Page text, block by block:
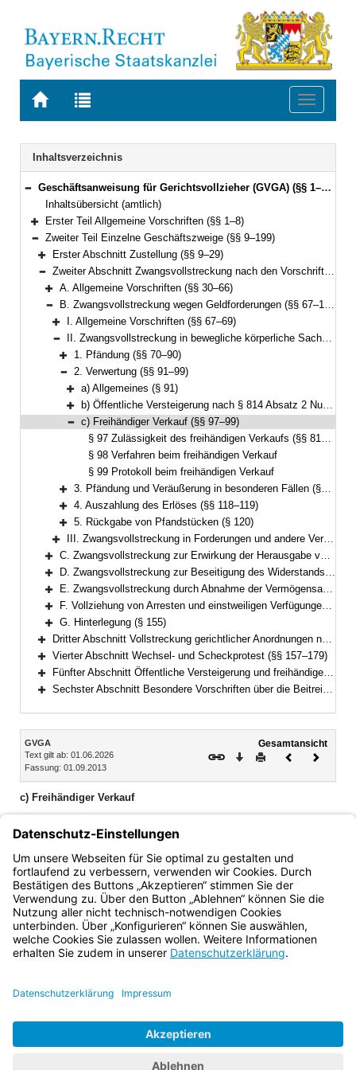
Zur
BAYERN.RECHT
Zur
letzten
Suche
Toggle
Navigation
Inhaltsverzeichnis
Bereich reduzieren
Geschäftsanweisung für Gerichtsvollzieher (GVGA) (§§ 1–199)
Inhaltsübersicht (amtlich)
Bereich erweitern
Erster Teil Allgemeine Vorschriften (§§ 1–8)
Bereich reduzieren
Zweiter Teil Einzelne Geschäftszweige (§§ 9–199)
Bereich erweitern
Erster Abschnitt Zustellung (§§ 9–29)
Bereich reduzieren
Zweiter Abschnitt Zwangsvollstreckung nach den Vorschriften der ZPO (§§ 30–155)
Bereich erweitern
A. Allgemeine Vorschriften (§§ 30–66)
Bereich reduzieren
B. Zwangsvollstreckung wegen Geldforderungen (§§ 67–126)
Bereich erweitern
I. Allgemeine Vorschriften (§§ 67–69)
Bereich reduzieren
II. Zwangsvollstreckung in bewegliche körperliche Sachen (§§ 70–120)
Bereich erweitern
1. Pfändung (§§ 70–90)
Bereich reduzieren
2. Verwertung (§§ 91–99)
Bereich erweitern
a) Allgemeines (§ 91)
Bereich erweitern
b) Öffentliche Versteigerung nach § 814 Absatz 2 Nummer 1 ZPO (Präsenzversteigerung) (§§ 92–96)
Bereich reduzieren
c) Freihändiger Verkauf (§§ 97–99)
§ 97 Zulässigkeit des freihändigen Verkaufs (§§ 817a, 821, 825 ZPO)
§ 98 Verfahren beim freihändigen Verkauf
§ 99 Protokoll beim freihändigen Verkauf
Bereich erweitern
3. Pfändung und Veräußerung in besonderen Fällen (§§ 100–117)
Bereich erweitern
4. Auszahlung des Erlöses (§§ 118–119)
Bereich erweitern
5. Rückgabe von Pfandstücken (§ 120)
Bereich erweitern
III. Zwangsvollstreckung in Forderungen und andere Vermögensrechte (§§ 121–126)
Bereich erweitern
C. Zwangsvollstreckung zur Erwirkung der Herausgabe von Sachen (§§ 127–132)
Bereich erweitern
D. Zwangsvollstreckung zur Beseitigung des Widerstands des Schuldners gegen Handlungen, die er nach den §§ 887, 890 ZPO zu dulden hat, oder zur Beseitigung von Zuwiderhandlungen des Schuldners gegen eine Unterlassungsverpflichtung aus einer Anordnung nach § 1 GewSchG (§ 96 FamFG) (§§ 133–134)
Bereich erweitern
E. Zwangsvollstreckung durch Abnahme der Vermögensauskunft gemäß § 802c, der eidesstattlichen Versicherung gemäß § 836 Absatz 3 oder § 883 Absatz 2 ZPO oder § 94 FamFG und durch Haft; Vorführung von Parteien und Zeugen (§§ 135–151)
Bereich erweitern
F. Vollziehung von Arresten und einstweiligen Verfügungen (§§ 152–154)
Bereich erweitern
G. Hinterlegung (§ 155)
Bereich erweitern
Dritter Abschnitt Vollstreckung gerichtlicher Anordnungen nach dem Gesetz über das Verfahren in Familiensachen und in den Angelegenheiten der freiwilligen Gerichtsbarkeit (§ 156)
Bereich erweitern
Vierter Abschnitt Wechsel- und Scheckprotest (§§ 157–179)
Bereich erweitern
Fünfter Abschnitt Öffentliche Versteigerung und freihändiger Verkauf außerhalb der Zwangsvollstreckung (§§ 180–195)
Sechster Abschnitt Besondere Vorschriften über die Beitreibung nach dem Justizbeitreibungsgesetz und im Verwaltungsvollstreckungsverfahren (§§ 196–199)
Inhalt
GVGA
Text gilt ab: 01.06.2026
Fassung: 01.09.2013
Gesamtansicht
Download
DruckenVorheriges
c) Freihändiger Verkauf
ZPO)
§ 98 Verfahren beim freihändigen Verkauf
§ 99 Protokoll beim freihändigen Verkauf
Bayern.de
BayernPortal
Impressum